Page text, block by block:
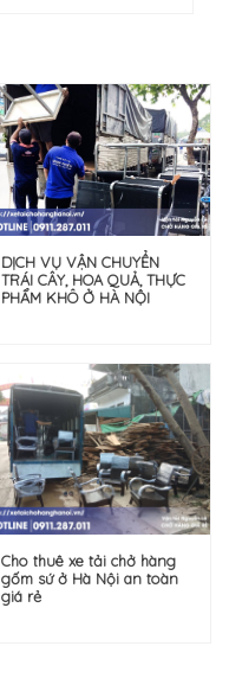
DỊCH VỤ VẬN CHUYỂN
TRÁI CÂY, HOA QUẢ, THỰC
PHẨM KHÔ Ở HÀ NỘI
Cho thuê xe tải chở hàng
gốm sứ ở Hà Nội an toàn
giá rẻ